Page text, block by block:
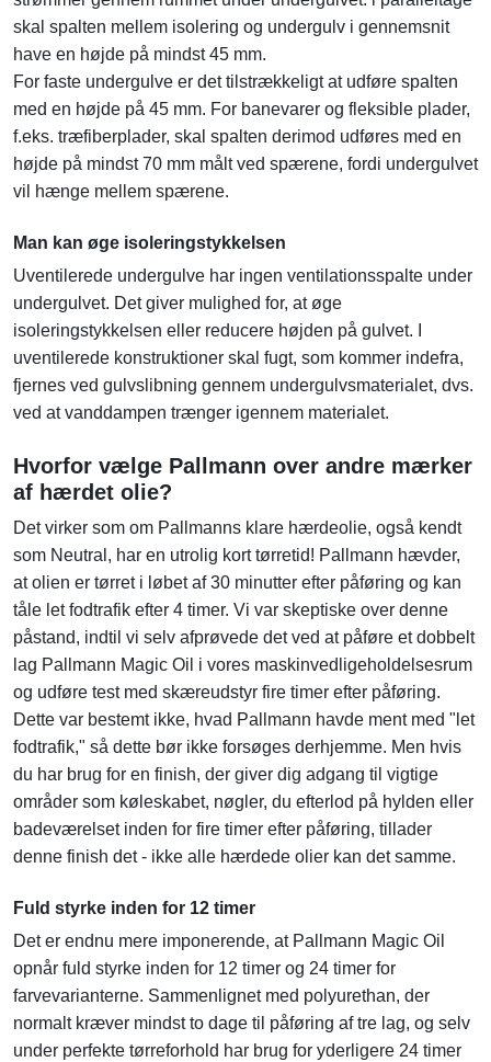
skal spalten mellem isolering og undergulv i gennemsnit
have en højde på mindst 45 mm.
For faste undergulve er det tilstrækkeligt at udføre spalten
med en højde på 45 mm. For banevarer og fleksible plader,
f.eks. træfiberplader, skal spalten derimod udføres med en
højde på mindst 70 mm målt ved spærene, fordi undergulvet
vil hænge mellem spærene.
Man kan øge isoleringstykkelsen
Uventilerede undergulve har ingen ventilationsspalte under
undergulvet. Det giver mulighed for, at øge
isoleringstykkelsen eller reducere højden på gulvet. I
uventilerede konstruktioner skal fugt, som kommer indefra,
fjernes ved gulvslibning gennem undergulvsmaterialet, dvs.
ved at vanddampen trænger igennem materialet.
Hvorfor vælge Pallmann over andre mærker
af hærdet olie?
Det virker som om Pallmanns klare hærdeolie, også kendt
som Neutral, har en utrolig kort tørretid! Pallmann hævder,
at olien er tørret i løbet af 30 minutter efter påføring og kan
tåle let fodtrafik efter 4 timer. Vi var skeptiske over denne
påstand, indtil vi selv afprøvede det ved at påføre et dobbelt
lag Pallmann Magic Oil i vores maskinvedligeholdelsesrum
og udføre test med skæreudstyr fire timer efter påføring.
Dette var bestemt ikke, hvad Pallmann havde ment med "let
fodtrafik," så dette bør ikke forsøges derhjemme. Men hvis
du har brug for en finish, der giver dig adgang til vigtige
områder som køleskabet, nøgler, du efterlod på hylden eller
badeværelset inden for fire timer efter påføring, tillader
denne finish det - ikke alle hærdede olier kan det samme.
Fuld styrke inden for 12 timer
Det er endnu mere imponerende, at Pallmann Magic Oil
opnår fuld styrke inden for 12 timer og 24 timer for
farvevarianterne. Sammenlignet med polyurethan, der
normalt kræver mindst to dage til påføring af tre lag, og selv
under perfekte tørreforhold har brug for yderligere 24 timer